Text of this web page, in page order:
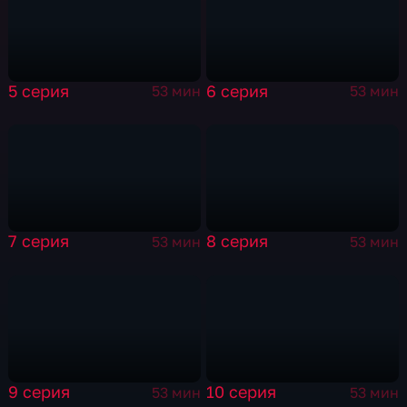
5 серия 53 мин 6 серия 53 мин
7 серия 53 мин 8 серия 53 мин
9 серия 53 мин 10 серия 53 мин